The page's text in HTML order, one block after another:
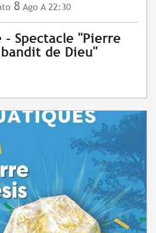
8 Ago A 22:30
- Spectacle "Pierre
de Dieu"